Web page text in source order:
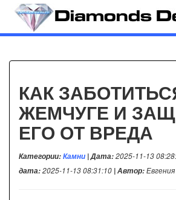
КАК
ЖЕМЧУГЕ И
ЕГО ОТ ВРЕДА
Категории:Камни | Дата:2025-11-13
дата:2025-11-13 08:31:10 | Автор:Евгения